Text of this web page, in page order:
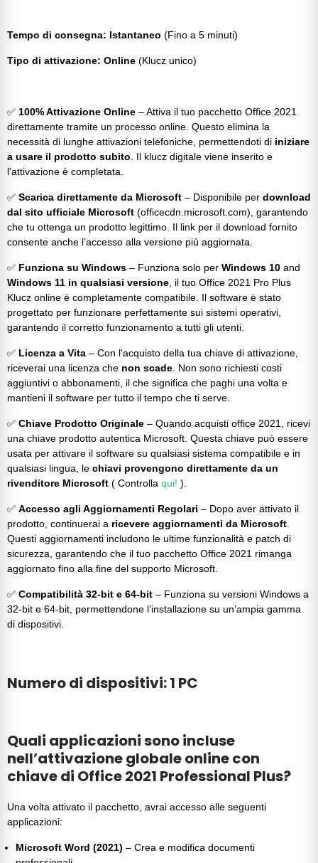
Tempo di consegna: Istantaneo (Fino a 5 minuti)
Tipo di attivazione: Online (Klucz unico)
✅ 100% Attivazione Online – Attiva il tuo pacchetto Office 2021
direttamente tramite un processo online. Questo elimina la
necessità di lunghe attivazioni telefoniche, permettendoti di iniziare
a usare il prodotto subito . Il klucz digitale viene inserito e
l'attivazione è completata.
✅ Scarica direttamente da Microsoft – Disponibile per download
dal sito ufficiale Microsoft (officecdn.microsoft.com), garantendo
che tu ottenga un prodotto legittimo. Il link per il download fornito
consente anche l’accesso alla versione più aggiornata.
✅ Funziona su Windows – Funziona solo per Windows 10 and
Windows 11 in qualsiasi versione , il tuo Office 2021 Pro Plus
Klucz online è completamente compatibile. Il software è stato
progettato per funzionare perfettamente sui sistemi operativi,
garantendo il corretto funzionamento a tutti gli utenti.
✅ Licenza a Vita – Con l'acquisto della tua chiave di attivazione,
riceverai una licenza che non scade . Non sono richiesti costi
aggiuntivi o abbonamenti, il che significa che paghi una volta e
mantieni il software per tutto il tempo che ti serve.
✅ Chiave Prodotto Originale – Quando acquisti office 2021, ricevi
una chiave prodotto autentica Microsoft. Questa chiave può essere
usata per attivare il software su qualsiasi sistema compatibile e in
qualsiasi lingua, le chiavi provengono direttamente da un
rivenditore Microsoft ( Controlla qui! ).
✅ Accesso agli Aggiornamenti Regolari – Dopo aver attivato il
prodotto, continuerai a ricevere aggiornamenti da Microsoft
Questi aggiornamenti includono le ultime funzionalità e patch di
sicurezza, garantendo che il tuo pacchetto Office 2021 rimanga
aggiornato fino alla fine del supporto Microsoft.
✅ Compatibilità 32-bit e 64-bit – Funziona su versioni Windows a
32-bit e 64-bit, permettendone l’installazione su un’ampia gamma
di dispositivi.
Numero di dispositivi: 1 PC
Quali applicazioni sono incluse
nell’attivazione globale online con
chiave di Office 2021 Professional Plus?
Una volta attivato il pacchetto, avrai accesso alle seguenti
applicazioni:
Microsoft Word (2021) – Crea e modifica documenti